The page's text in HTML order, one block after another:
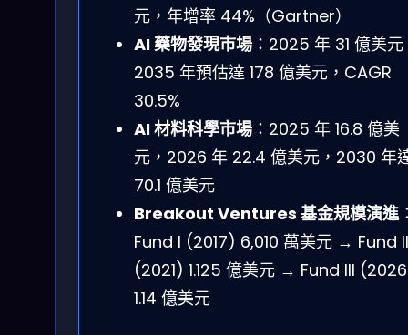
元，年增率 44%（Gartner）
AI 藥物發現市場 ：2025 年 31 億美
2035 年預估達 178 億美元，CAGR
30.5%
AI 材料科學市場 ：2025 年 16.8 億美
元，2026 年 22.4 億美元，2030 年
70.1 億美元
Breakout Ventures 基金規模演進
Fund I (2017) 6,010 萬美元 → Fund II
(2021) 1.125 億美元 → Fund III
1.14 億美元